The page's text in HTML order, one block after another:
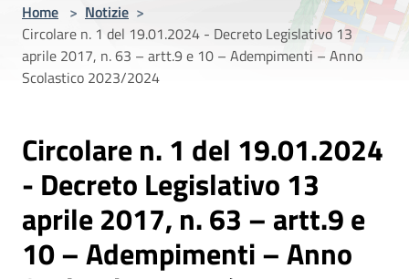
Home > Notizie >
Circolare n. 1 del 19.01.2024 - Decreto Legislativo 13
aprile 2017, n. 63 – artt.9 e 10 – Adempimenti – Anno
Scolastico 2023/2024
Circolare n. 1 del 19.01.2024
- Decreto Legislativo 13
aprile 2017, n. 63 – artt.9 e
10 – Adempimenti – Anno